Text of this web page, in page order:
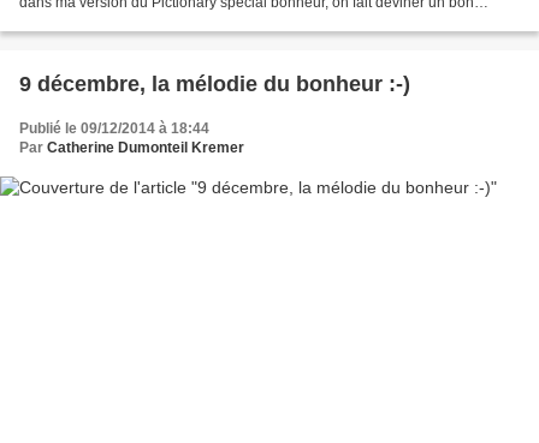
9 décembre, la mélodie du bonheur :-)
Publié le 09/12/2014 à 18:44
Par Catherine Dumonteil Kremer